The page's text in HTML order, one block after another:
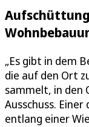
„Es gibt in dem
die auf den Ort
sammelt, in den
Ausschuss.
entlang einer